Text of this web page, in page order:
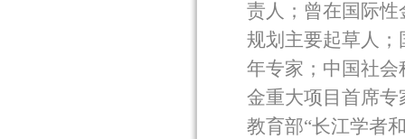
责人；曾在国际
规划主要起草人
年专家；中国社
金重大项目首席
教育部“长江学者